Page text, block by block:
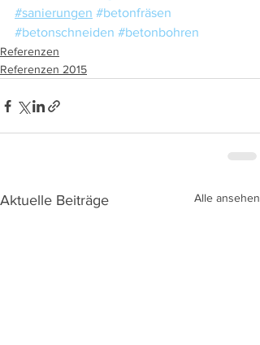
#sanierungen #betonfräsen
#betonschneiden #betonbohren
Referenzen
Referenzen 2015
Aktuelle Beiträge Alle ansehen